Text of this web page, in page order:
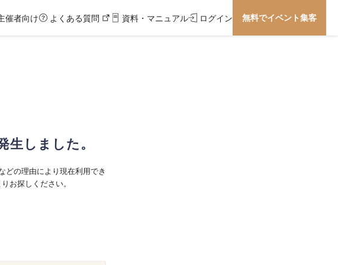
催者向け よくある質問 資料・マニュアル ログイン 無料でイベント集客
しました。
どの理由により現在利用でき
お探しください。